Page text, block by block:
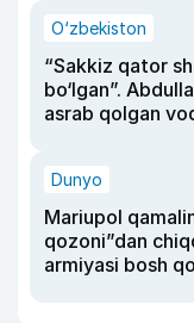
O‘zbekiston
“Sakkiz qator
bo‘lgan”.
asrab qolgan
Dunyo
Mariupol
qozoni”dan
armiyasi bosh